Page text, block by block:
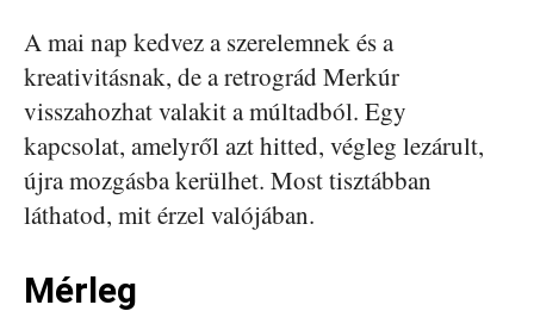
A mai nap kedvez a szerelemnek és a
kreativitásnak, de a retrográd Merkúr
visszahozhat valakit a múltadból. Egy
kapcsolat, amelyről azt hitted, végleg lezárult,
újra mozgásba kerülhet. Most tisztábban
láthatod, mit érzel valójában.
Mérleg